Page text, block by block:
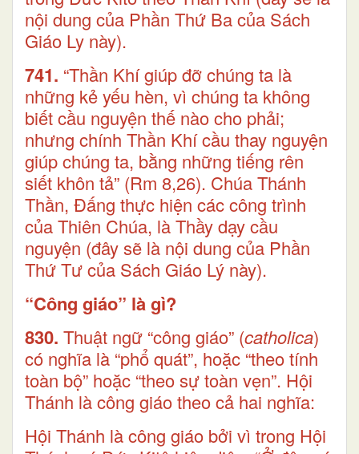
nội dung của Phần Thứ Ba của Sách
Giáo Ly này).
741. “Thần Khí giúp đỡ chúng ta là
những kẻ yếu hèn, vì chúng ta không
biết cầu nguyện thế nào cho phải;
nhưng chính Thần Khí cầu thay nguyện
giúp chúng ta, bằng những tiếng rên
siết khôn tả” (Rm 8,26). Chúa Thánh
Thần, Đấng thực hiện các công trình
của Thiên Chúa, là Thầy dạy cầu
nguyện (đây sẽ là nội dung của Phần
Thứ Tư của Sách Giáo Lý này).
“Công giáo” là gì?
830. Thuật ngữ “công giáo” (catholica)
có nghĩa là “phổ quát”, hoặc “theo tính
toàn bộ” hoặc “theo sự toàn vẹn”. Hội
Thánh là công giáo theo cả hai nghĩa:
Hội Thánh là công giáo bởi vì trong Hội